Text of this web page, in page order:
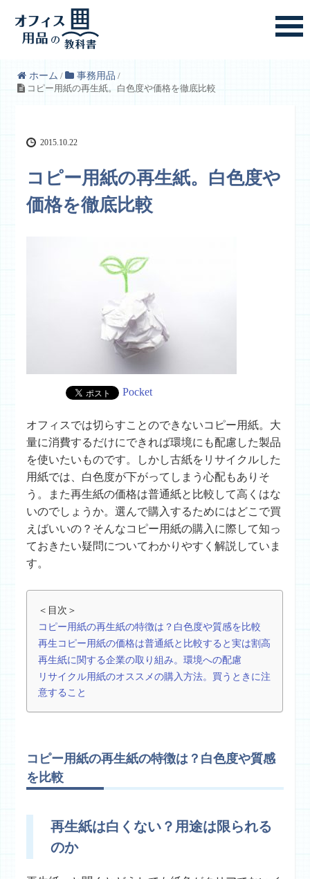
ホーム / 事務用品 /
コピー用紙の再生紙。白色度や価格を徹底比較
2015.10.22
コピー用紙の再生紙。白色度や
価格を徹底比較
Pocket
オフィスでは切らすことのできないコピー用紙。大
量に消費するだけにできれば環境にも配慮した製品
を使いたいものです。しかし古紙をリサイクルした
用紙では、白色度が下がってしまう心配もありそ
う。また再生紙の価格は普通紙と比較して高くはな
いのでしょうか。選んで購入するためにはどこで買
えばいいの？そんなコピー用紙の購入に際して知っ
ておきたい疑問についてわかりやすく解説していま
す。
＜目次＞
コピー用紙の再生紙の特徴は？白色度や質感を比較
再生コピー用紙の価格は普通紙と比較すると実は割高
再生紙に関する企業の取り組み。環境への配慮
リサイクル用紙のオススメの購入方法。買うときに注
意すること
コピー用紙の再生紙の特徴は？白色度や質感
を比較
再生紙は白くない？用途は限られる
のか